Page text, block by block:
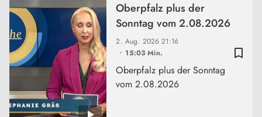
bookmark_border
2. Aug. 202621:16
15:03 Min.
Oberpfalz plus der
Sonntag vom 2.08.2026
Oberpfalz plus der Sonntag
vom 2.08.2026